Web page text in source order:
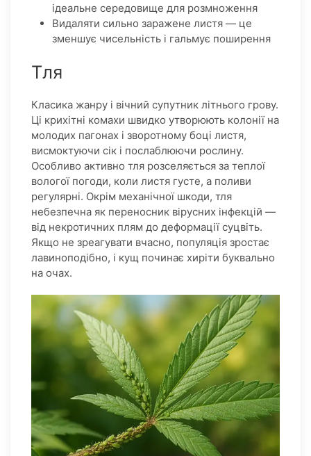
ідеальне середовище для розмноження
Видаляти сильно заражене листя — це
зменшує чисельність і гальмує поширення
Тля
Класика жанру і вічний супутник літнього грову.
Ці крихітні комахи швидко утворюють колонії на
молодих пагонах і зворотному боці листя,
висмоктуючи сік і послаблюючи рослину.
Особливо активно тля розселяється за теплої
вологої погоди, коли листя густе, а поливи
регулярні. Окрім механічної шкоди, тля
небезпечна як переносник вірусних інфекцій —
від некротичних плям до деформації суцвіть.
Якщо не зреагувати вчасно, популяція зростає
лавиноподібно, і кущ починає хиріти буквально
на очах.